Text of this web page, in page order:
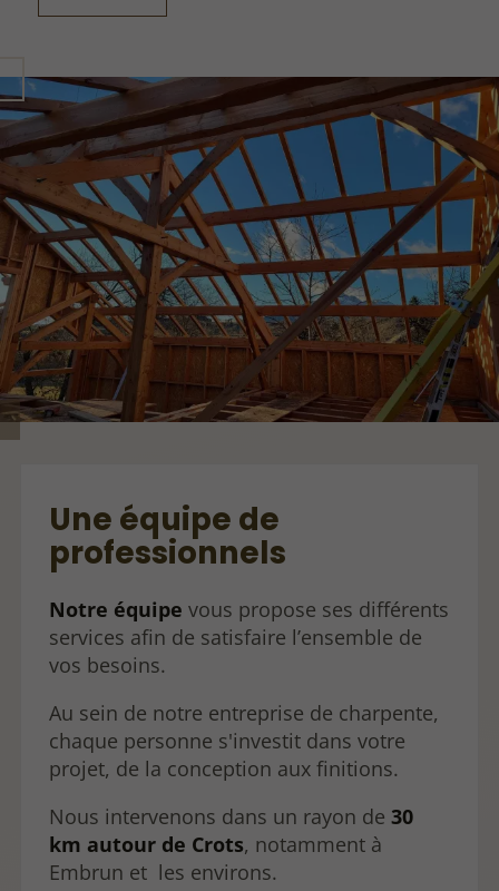
Une équipe de
professionnels
Notre équipe vous propose ses différents
services afin de satisfaire l’ensemble de
vos besoins.
Au sein de notre entreprise de charpente,
chaque personne s'investit dans votre
projet, de la conception aux finitions.
Nous intervenons dans un rayon de30
km autour de Crots, notamment à
Embrun et les environs.